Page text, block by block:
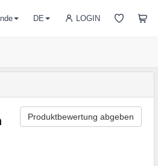
LOGIN
DE
Produktbewertung abgeben